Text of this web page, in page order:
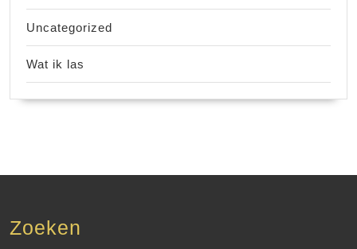
Uncategorized
Wat ik las
Zoeken